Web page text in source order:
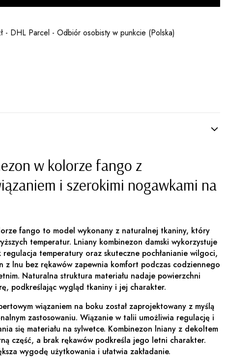
- DHL Parcel - Odbiór osobisty w punkcie (Polska)
w kolorze fango z
i szerokimi nogawkami na
fango to model wykonany z naturalnej tkaniny, który
temperatur. Lniany kombinezon damski wykorzystuje
regulacja temperatury oraz skuteczne pochłanianie wilgoci,
z lnu bez rękawów zapewnia komfort podczas codziennego
Naturalna struktura materiału nadaje powierzchni
podkreślając wygląd tkaniny i jej charakter.
wiązaniem na boku został zaprojektowany z myślą
zastosowaniu. Wiązanie w talii umożliwia regulację i
się materiału na sylwetce. Kombinezon lniany z dekoltem
część, a brak rękawów podkreśla jego letni charakter.
wygodę użytkowania i ułatwia zakładanie.